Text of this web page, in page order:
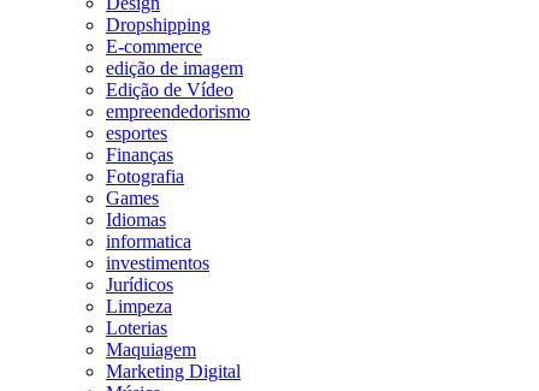
Dropshipping
E-commerce
edição de imagem
Edição de Vídeo
empreendedorismo
esportes
Finanças
Fotografia
Games
Idiomas
informatica
investimentos
Jurídicos
Limpeza
Loterias
Maquiagem
Marketing Digital